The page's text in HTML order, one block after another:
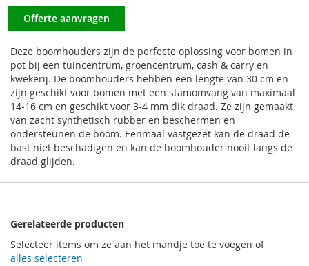
afbeeldingen-
gallerij
Offerte aanvragen
Deze boomhouders zijn de perfecte oplossing voor bomen in
pot bij een tuincentrum, groencentrum, cash & carry en
kwekerij. De boomhouders hebben een lengte van 30 cm en
zijn geschikt voor bomen met een stamomvang van maximaal
14-16 cm en geschikt voor 3-4 mm dik draad. Ze zijn gemaakt
van zacht synthetisch rubber en beschermen en
ondersteunen de boom. Eenmaal vastgezet kan de draad de
bast niet beschadigen en kan de boomhouder nooit langs de
draad glijden.
Gerelateerde producten
Selecteer items om ze aan het mandje toe te voegen of
alles selecteren